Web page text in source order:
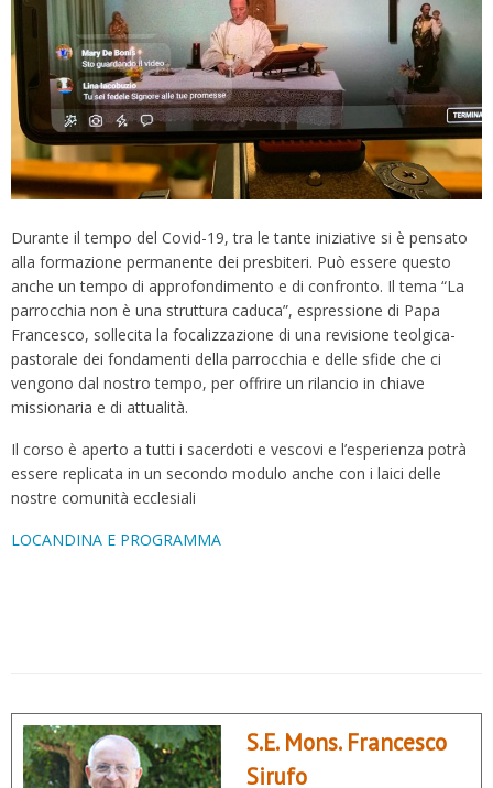
Durante il tempo del Covid-19, tra le tante iniziative si è pensato
alla formazione permanente dei presbiteri. Può essere questo
anche un tempo di approfondimento e di confronto. Il tema “La
parrocchia non è una struttura caduca”, espressione di Papa
Francesco, sollecita la focalizzazione di una revisione teolgica-
pastorale dei fondamenti della parrocchia e delle sfide che ci
vengono dal nostro tempo, per offrire un rilancio in chiave
missionaria e di attualità.
Il corso è aperto a tutti i sacerdoti e vescovi e l’esperienza potrà
essere replicata in un secondo modulo anche con i laici delle
nostre comunità ecclesiali
LOCANDINA E PROGRAMMA
S.E. Mons. Francesco
Sirufo